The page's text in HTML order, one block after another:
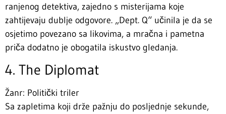
ranjenog detektiva, zajedno s misterijama koje
zahtijevaju dublje odgovore. „Dept. Q“ učinila je da se
osjetimo povezano sa likovima, a mračna i pametna
priča dodatno je obogatila iskustvo gledanja.
4. The Diplomat
Žanr: Politički triler
Sa zapletima koji drže pažnju do posljednje sekunde,